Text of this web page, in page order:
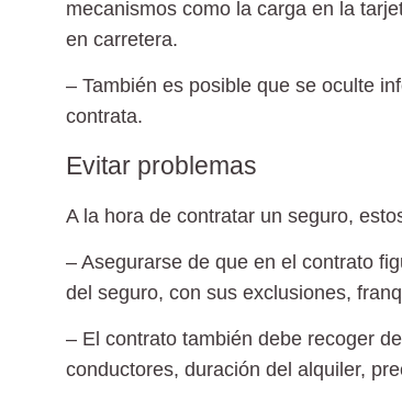
mecanismos como la carga en la
en carretera.
– También es posible que se oculte
contrata.
Evitar problemas
A la hora de contratar un seguro,
– Asegurarse de que en el contrato
del seguro, con sus exclusiones,
– El contrato también debe recoger
conductores, duración del alquiler,